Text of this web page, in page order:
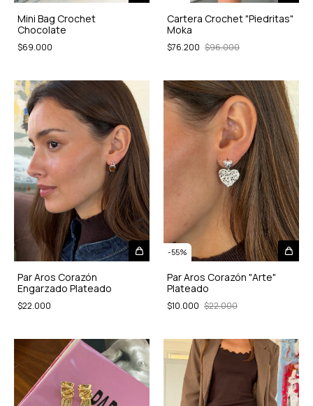
Mini Bag Crochet
Chocolate
$69.000
Cartera Crochet "Piedritas"
Moka
$76.200 $96.000
Par Aros Corazón
Engarzado Plateado
$22.000
-55%
Par Aros Corazón "Arte"
Plateado
$10.000 $22.000